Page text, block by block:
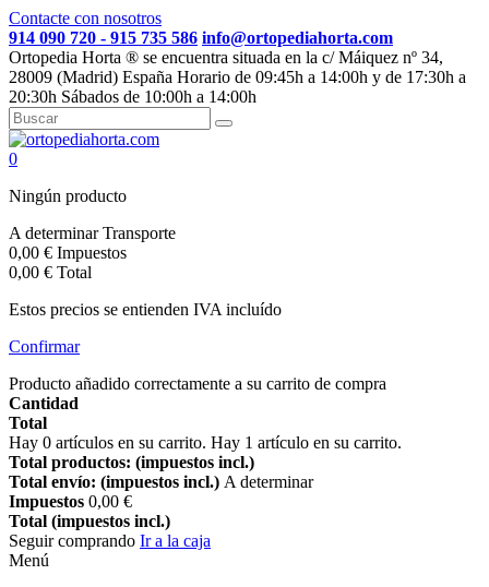
Contacte con nosotros
914 090 720 - 915 735 586 info@ortopediahorta.com
Ortopedia Horta ® se encuentra situada en la c/ Máiquez nº 34,
28009 (Madrid) España Horario de 09:45h a 14:00h y de 17:30h a
20:30h Sábados de 10:00h a 14:00h
0
Ningún producto
A determinarTransporte
0,00 € Impuestos
0,00 € Total
Estos precios se entienden IVA incluído
Confirmar
Producto añadido correctamente a su carrito de compra
Cantidad
Total
Hay 0 artículos en su carrito. Hay 1 artículo en su carrito.
Total productos: (impuestos incl.)
Total envío: (impuestos incl.) A determinar
Impuestos 0,00 €
Total (impuestos incl.)
Seguir comprando Ir a la caja
Menú